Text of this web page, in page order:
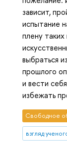
зависит,
испытание
плену
выбраться
прошлого
и вести
избежать
Свободное
взгляд